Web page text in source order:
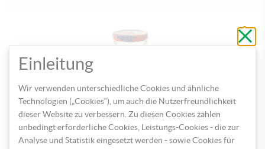
Haben Sie die benötigten Bastelutensilien bei der
Hand?
ohne
zu
Einleitung
Wir verwenden unterschiedliche Cookies und ähnliche
Technologien („Cookies“), um auch die Nutzerfreundlichkeit
dieser Website zu verbessern. Zu diesen Cookies zählen
unbedingt erforderliche Cookies, Leistungs-Cookies - die zur
Analyse und Statistik eingesetzt werden - sowie Cookies für